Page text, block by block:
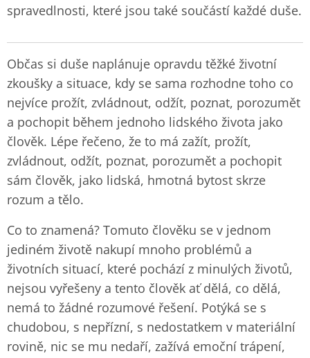
spravedlnosti, které jsou také součástí každé duše.
Občas si duše naplánuje opravdu těžké životní
zkoušky a situace, kdy se sama rozhodne toho co
nejvíce prožít, zvládnout, odžít, poznat, porozumět
a pochopit během jednoho lidského života jako
člověk. Lépe řečeno, že to má zažít, prožít,
zvládnout, odžít, poznat, porozumět a pochopit
sám člověk, jako lidská, hmotná bytost skrze
rozum a tělo.
Co to znamená? Tomuto člověku se v jednom
jediném životě nakupí mnoho problémů a
životních situací, které pochází z minulých životů,
nejsou vyřešeny a tento člověk ať dělá, co dělá,
nemá to žádné rozumové řešení. Potýká se s
chudobou, s nepřízní, s nedostatkem v materiální
rovině, nic se mu nedaří, zažívá emoční trápení,